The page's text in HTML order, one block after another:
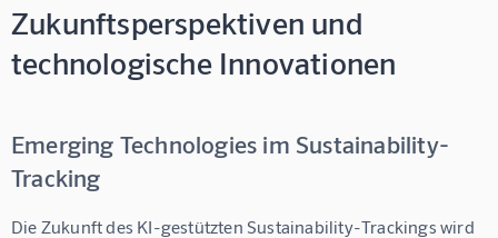
Zukunftsperspektiven und
technologische Innovationen
Emerging Technologies im Sustainability-
Tracking
Die Zukunft des KI-gestützten Sustainability-Trackings wird